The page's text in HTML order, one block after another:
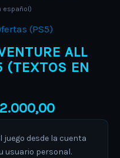
español)
(PS5)
ALL
(TEXTOS EN
juego desde la cuenta
usuario personal.